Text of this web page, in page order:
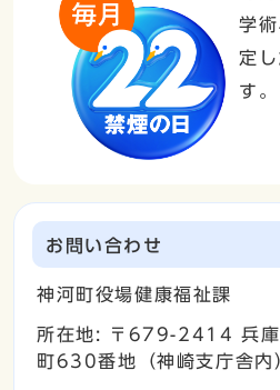
学
定
す。
お問い合わせ
神河町役場健康福祉課
所在地: 〒679-2414 兵庫
町630番地（神崎支庁舎内